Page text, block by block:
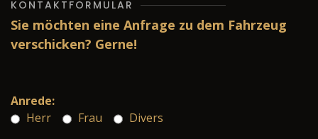
KONTAKTFORMULAR
Sie möchten eine Anfrage zu dem Fahrzeug
verschicken? Gerne!
Anrede:
Herr
Frau Divers